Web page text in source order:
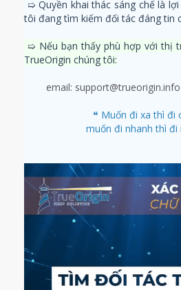
➯ Quyền khai thác sáng chế là
tôi đang tìm kiếm đối tác đáng tin
➯ Nếu bạnthấy phù hợp với thị
TrueOrigin chúng tôi:
email:
❝ Muốn đi xa thì đi
muốn đi nhanh thì đi